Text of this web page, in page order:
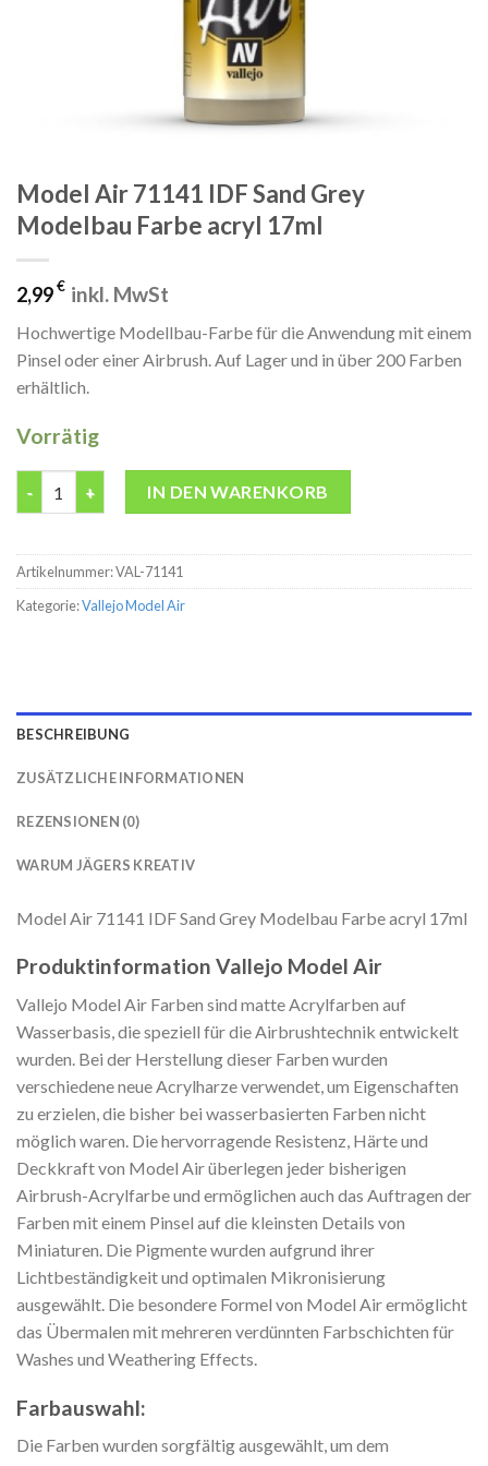
Model Air 71141 IDF Sand Grey
Modelbau Farbe acryl 17ml
2,99€ inkl. MwSt
Hochwertige Modellbau-Farbe für die Anwendung mit einem
Pinsel oder einer Airbrush. Auf Lager und in über 200 Farben
erhältlich.
Vorrätig
IN DEN WARENKORB
Artikelnummer:VAL-71141
Kategorie:Vallejo Model Air
BESCHREIBUNG
ZUSÄTZLICHE INFORMATIONEN
REZENSIONEN (0)
WARUM JÄGERS KREATIV
Model Air 71141 IDF Sand Grey Modelbau Farbe acryl 17ml
Produktinformation Vallejo Model Air
Vallejo Model Air Farben sind matte Acrylfarben auf
Wasserbasis, die speziell für die Airbrushtechnik entwickelt
wurden. Bei der Herstellung dieser Farben wurden
verschiedene neue Acrylharze verwendet, um Eigenschaften
zu erzielen, die bisher bei wasserbasierten Farben nicht
möglich waren. Die hervorragende Resistenz, Härte und
Deckkraft von Model Air überlegen jeder bisherigen
Airbrush-Acrylfarbe und ermöglichen auch das Auftragen der
Farben mit einem Pinsel auf die kleinsten Details von
Miniaturen. Die Pigmente wurden aufgrund ihrer
Lichtbeständigkeit und optimalen Mikronisierung
ausgewählt. Die besondere Formel von Model Air ermöglicht
das Übermalen mit mehreren verdünnten Farbschichten für
Washes und Weathering Effects.
Farbauswahl:
Die Farben wurden sorgfältig ausgewählt, um dem